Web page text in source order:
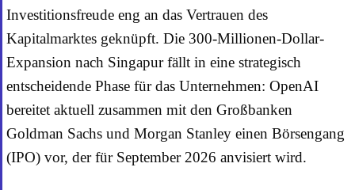
Investitionsfreude eng an das Vertrauen des
Kapitalmarktes geknüpft. Die 300-Millionen-Dollar-
Expansion nach Singapur fällt in eine strategisch
entscheidende Phase für das Unternehmen: OpenAI
bereitet aktuell zusammen mit den Großbanken
Goldman Sachs und Morgan Stanley einen Börsengang
(IPO) vor, der für September 2026 anvisiert wird.